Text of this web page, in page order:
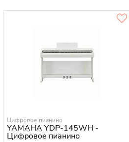
Цифровое пианино
YAMAHA YDP-145WH -
Цифровое пианино